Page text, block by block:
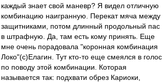
каждый знает свой маневр? Я видел отличную
комбинацию наигранную. Перекат мяча между
защитниками, потом длинный продольный пас
в штрафную. Да, там есть кому принять. Еще
мне очень порадовала "коронная комбинация
Локо"(с)Елагин. Тут кто-то еще смеялся в голос
по поводу этой комбинации. Которая
называется так: подхвати обрез Кариоки,